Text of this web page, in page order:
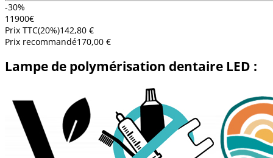
-30%
11900€
Prix TTC(20%)142,80 €
Prix recommandé170,00 €
Lampe de polymérisation dentaire LED :